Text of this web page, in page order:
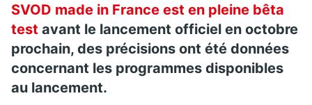
SVOD made in France est en pleine bêta
test avant le lancement officiel en octobre
prochain, des précisions ont été données
concernant les programmes disponibles
au lancement.